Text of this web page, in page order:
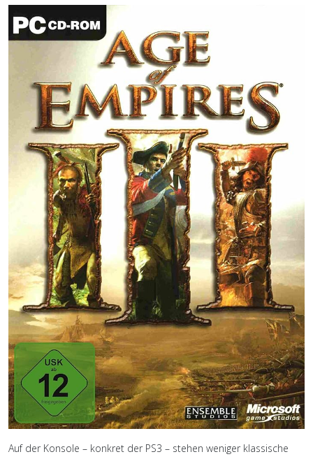
Auf der Konsole – konkret der PS3 – stehen weniger klassische